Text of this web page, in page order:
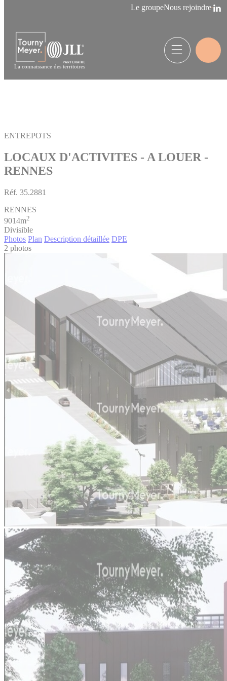
Le groupeNous rejoindre
La connaissance des territoires
ENTREPOTS
LOCAUX D'ACTIVITES - A LOUER -
RENNES
Réf. 35.2881
RENNES
9014m2
Divisible
Photos Plan Description détaillée DPE
2 photos